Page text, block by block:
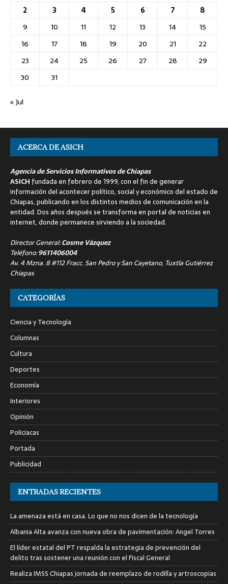
2
3 4 5 6 7
8
9
10 11 12 13 14
15
16
17 18 19 20 21
22
23
24 25 26 27 28
29
30
31
« Jul
ACERCA DE ASICH
Agencia de Servicios Informativos de Chiapas
ASICH fundada en febrero de 1999, con el fin de generar
información del acontecer político, social y económico del estado de
Chiapas, publicando en los distintos medios de comunicación en la
entidad. Dos años después se transforma en portal de noticias en
internet, donde permanece sirviendo a la sociedad.
Director General:Cosme Vázquez
Teléfono:9611406004
Av. 4 Mzna. 8 #112 Fracc. San Pedro y San Cayetano, Tuxtla Gutiérrez
Chiapas
CATEGORÍAS
Ciencia y Tecnología
Columnas
Cultura
Deportes
Economía
Interiores
Opinión
Policiacas
Portada
Publicidad
ENTRADAS RECIENTES
La amenaza está en casa. Lo que no nos dicen de la tecnología
Albania Alta avanza con nueva obra de pavimentación: Angel Torres
El líder estatal del PT respalda la estrategia de prevención del
delito tras sostener una reunión con el Fiscal General
Realiza IMSS Chiapas jornada de reemplazo de rodilla y artroscopias